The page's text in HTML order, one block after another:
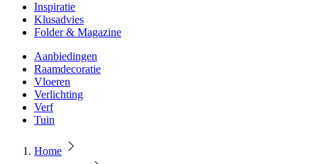
Inspiratie
Klusadvies
Folder & Magazine
Aanbiedingen
Raamdecoratie
Vloeren
Verlichting
Verf
Tuin
Home